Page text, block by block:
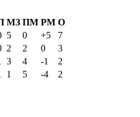
МЗ ПМ РМ О
5 0 +5
7
2 2 0
3
3 4 -1
2
1 5 -4
2